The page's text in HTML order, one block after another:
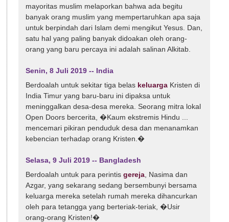
mayoritas muslim melaporkan bahwa ada begitu
banyak orang muslim yang mempertaruhkan apa saja
untuk berpindah dari Islam demi mengikut Yesus. Dan,
satu hal yang paling banyak didoakan oleh orang-
orang yang baru percaya ini adalah salinan Alkitab.
Senin, 8 Juli 2019 -- India
Berdoalah untuk sekitar tiga belas keluargaKristen di
India Timur yang baru-baru ini dipaksa untuk
meninggalkan desa-desa mereka. Seorang mitra lokal
Open Doors bercerita, �Kaum ekstremis Hindu ...
mencemari pikiran penduduk desa dan menanamkan
kebencian terhadap orang Kristen.�
Selasa, 9 Juli 2019 -- Bangladesh
Berdoalah untuk para perintis gereja, Nasima dan
Azgar, yang sekarang sedang bersembunyi bersama
keluarga mereka setelah rumah mereka dihancurkan
oleh para tetangga yang berteriak-teriak, �Usir
orang-orang Kristen!�